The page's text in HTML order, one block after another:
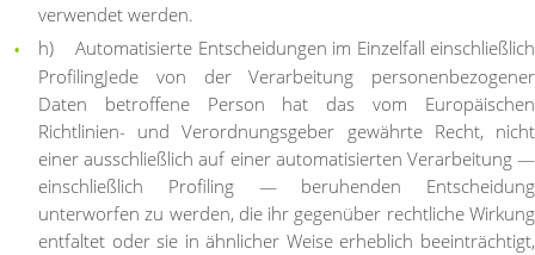
verwendet werden.
h) Automatisierte Entscheidungen im Einzelfall einschließlich
ProfilingJede von der Verarbeitung personenbezogener
Daten betroffene Person hat das vom Europäischen
Richtlinien- und Verordnungsgeber gewährte Recht, nicht
einer ausschließlich auf einer automatisierten Verarbeitung —
einschließlich Profiling — beruhenden Entscheidung
unterworfen zu werden, die ihr gegenüber rechtliche Wirkung
entfaltet oder sie in ähnlicher Weise erheblich beeinträchtigt,